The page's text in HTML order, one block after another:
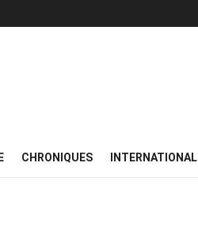
CHRONIQUES INTERNATIONAL